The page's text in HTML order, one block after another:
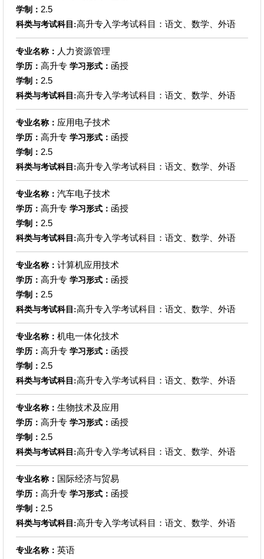
学制： 2.5
科类与考试科目:高升专入学考试科目：语文、数学、外语
专业名称： 人力资源管理
学历： 高升专 学习形式： 函授
学制： 2.5
科类与考试科目:高升专入学考试科目：语文、数学、外语
专业名称： 应用电子技术
学历： 高升专 学习形式： 函授
学制： 2.5
科类与考试科目:高升专入学考试科目：语文、数学、外语
专业名称： 汽车电子技术
学历： 高升专 学习形式： 函授
学制： 2.5
科类与考试科目:高升专入学考试科目：语文、数学、外语
专业名称： 计算机应用技术
学历： 高升专 学习形式： 函授
学制： 2.5
科类与考试科目:高升专入学考试科目：语文、数学、外语
专业名称： 机电一体化技术
学历： 高升专 学习形式： 函授
学制： 2.5
科类与考试科目:高升专入学考试科目：语文、数学、外语
专业名称： 生物技术及应用
学历： 高升专 学习形式： 函授
学制： 2.5
科类与考试科目:高升专入学考试科目：语文、数学、外语
专业名称： 国际经济与贸易
学历： 高升专 学习形式： 函授
学制： 2.5
科类与考试科目:高升专入学考试科目：语文、数学、外语
专业名称： 英语